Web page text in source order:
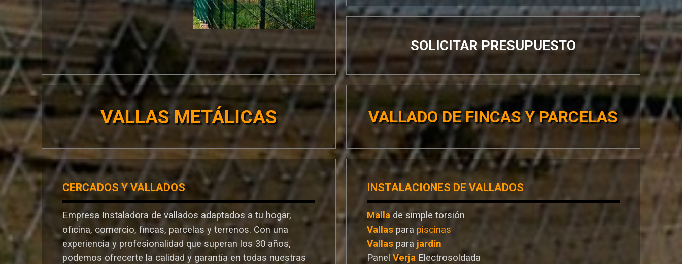
SOLICITAR PRESUPUESTO
VALLADO DE FINCAS Y PARCELAS
INSTALACIONES DE VALLADOS
Malla de simple torsión
Vallas para piscinas
Vallas para jardín
Panel Verja Electrosoldada
VALLAS METÁLICAS
CERCADOS Y VALLADOS
Empresa Instaladora de vallados adaptados a tu hogar,
oficina, comercio, fincas, parcelas y terrenos. Con una
experiencia y profesionalidad que superan los 30 años,
podemos ofrecerte la calidad y garantía en todas nuestras